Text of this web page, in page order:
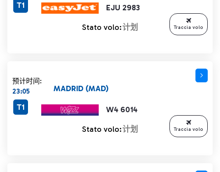
EJU 2983
T1
Stato volo:计划 Traccia volo
预计时间:
23:05
W4 6014
MADRID (MAD)
T1
Stato volo:计划 Traccia volo